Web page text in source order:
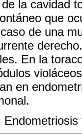
la cavidad
que
de una
En la
en